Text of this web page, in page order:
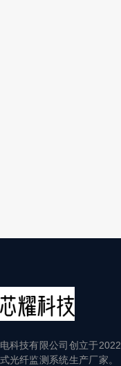
科技有限公司创立于2022
光纤监测系统生产厂家。